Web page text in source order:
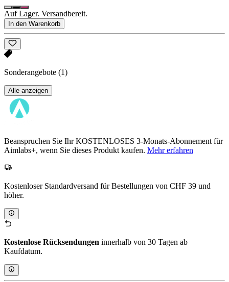
Auf Lager. Versandbereit.
In den Warenkorb
Sonderangebote (1)
Alle anzeigen
Beanspruchen Sie Ihr KOSTENLOSES 3-Monats-Abonnement für
Aimlabs+, wenn Sie dieses Produkt kaufen. Mehr erfahren
Kostenloser Standardversand für Bestellungen von CHF 39 und
höher.
Kostenlose Rücksendungen innerhalb von 30 Tagen ab
Kaufdatum.